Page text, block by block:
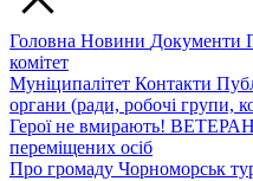
Головна Новини Документи
комітет
Муніципалітет Контакти
органи (ради, робочі групи,
Герої не вмирають!
переміщених осіб
Про громаду Чорноморськ